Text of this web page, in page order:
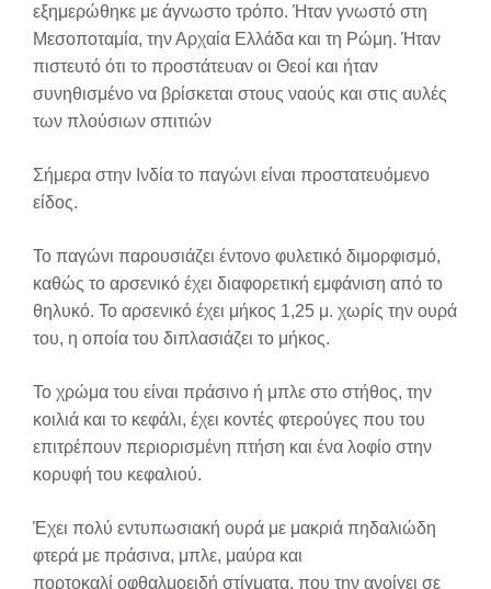
εξημερώθηκε με άγνωστο τρόπο. Ήταν γνωστό στη
Μεσοποταμία, την Αρχαία Ελλάδα και τη Ρώμη. Ήταν
πιστευτό ότι το προστάτευαν οι Θεοί και ήταν
συνηθισμένο να βρίσκεται στους ναούς και στις αυλές
των πλούσιων σπιτιών
Σήμερα στην Ινδία το παγώνι είναι προστατευόμενο
είδος.
Το παγώνι παρουσιάζει έντονο φυλετικό διμορφισμό,
καθώς το αρσενικό έχει διαφορετική εμφάνιση από το
θηλυκό. Το αρσενικό έχει μήκος 1,25 μ. χωρίς την ουρά
του, η οποία του διπλασιάζει το μήκος.
Το χρώμα του είναι πράσινο ή μπλε στο στήθος, την
κοιλιά και το κεφάλι, έχει κοντές φτερούγες που του
επιτρέπουν περιορισμένη πτήση και ένα λοφίο στην
κορυφή του κεφαλιού.
Έχει πολύ εντυπωσιακή ουρά με μακριά πηδαλιώδη
φτερά με πράσινα, μπλε, μαύρα και
πορτοκαλί οφθαλμοειδή στίγματα, που την ανοίγει σε